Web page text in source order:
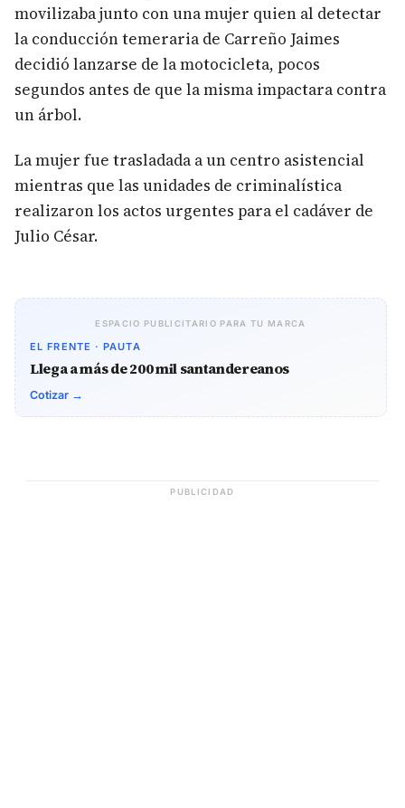
movilizaba junto con una mujer quien al detectar
la conducción temeraria de Carreño Jaimes
decidió lanzarse de la motocicleta, pocos
segundos antes de que la misma impactara contra
un árbol.
La mujer fue trasladada a un centro asistencial
mientras que las unidades de criminalística
realizaron los actos urgentes para el cadáver de
Julio César.
ESPACIO PUBLICITARIO PARA TU MARCA
EL FRENTE · PAUTA
Llega a más de 200 mil santandereanos
Cotizar →
PUBLICIDAD